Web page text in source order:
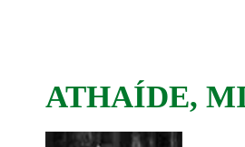
ATHAÍDE,